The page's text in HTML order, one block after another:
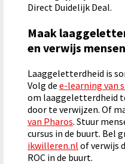
Direct Duidelijk Deal.
Maak
en verwijs
Laaggeletterdheid is
Volg de e-learning van
om laaggeletterdheid
door te verwijzen. Of
van Pharos. Stuur
cursus in de buurt. Bel
ikwilleren.nl of verwijs
ROC in de buurt.